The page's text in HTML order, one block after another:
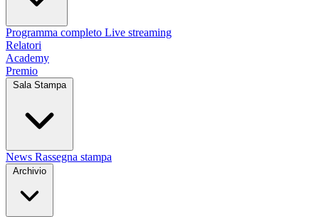
Programma completo Live streaming
Relatori
Academy
Premio
Sala Stampa
News Rassegna stampa
Archivio